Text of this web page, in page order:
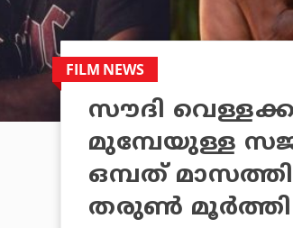
FILM NEWS
സൗദി
മുമ്പേയുള്ള
ഒമ്പത്
തരുണ്‍ മൂര്‍ത്തി